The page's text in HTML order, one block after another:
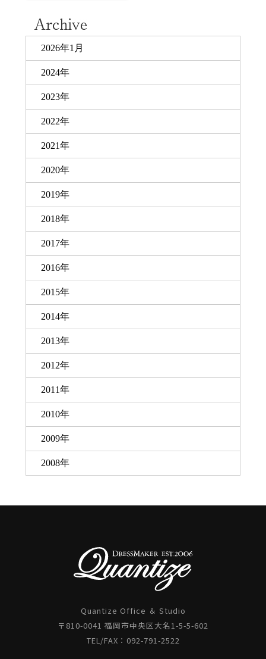
2026年1月
2024年
2023年
2022年
2021年
2020年
2019年
2018年
2017年
2016年
2015年
2014年
2013年
2012年
2011年
2010年
2009年
2008年
Quantize Office ＆ Studio
〒810-0041 福岡市中央区大名1-5-5-602
TEL/FAX：092-791-2522